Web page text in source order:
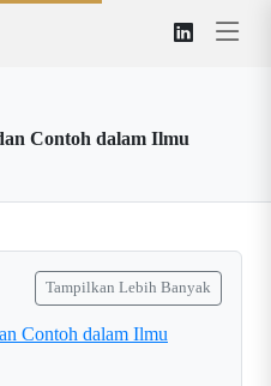
Contoh dalam Ilmu
Tampilkan Lebih Banyak
Contoh dalam Ilmu